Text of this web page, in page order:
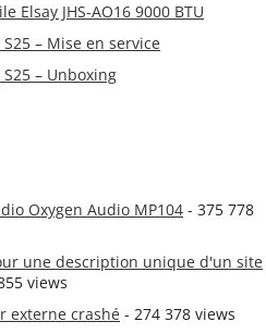
Elsay JHS-AO16 9000 BTU
– Mise en service
– Unboxing
Oxygen Audio MP104 - 375 778
une description unique d'un site
views
externe crashé - 274 378 views